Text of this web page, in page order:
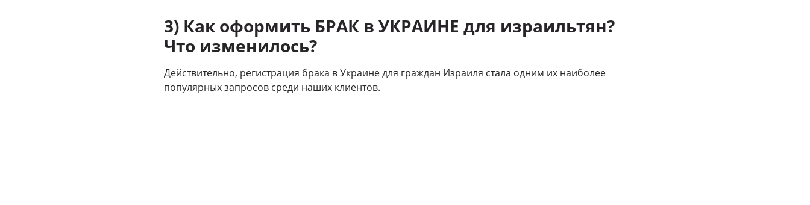
3) Как оформить БРАК в УКРАИНЕ для израильтян?
Что изменилось?
Действительно, регистрация брака в Украине для граждан Израиля стала одним их наиболее
популярных запросов среди наших клиентов.